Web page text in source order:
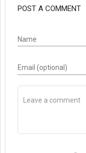
POST A COMMENT
Name
Email (optional)